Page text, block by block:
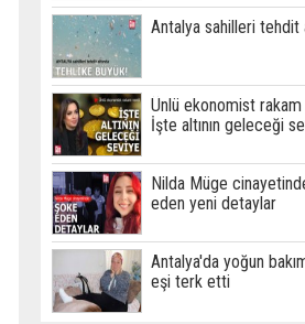
Antalya sahilleri tehdit
Ünlü ekonomist
İşte altının geleceği
Nilda Müge
eden yeni detaylar
Antalya'da yoğun
eşi terk etti